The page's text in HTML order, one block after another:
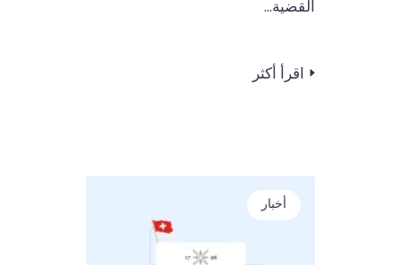
القضية...
اقرأ أكثر
أخبار